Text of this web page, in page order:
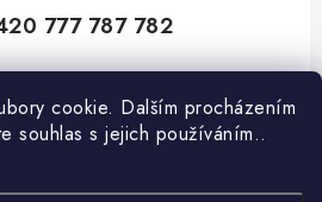
cookie. Dalším procházením
souhlas s jejich používáním..
777 787 782